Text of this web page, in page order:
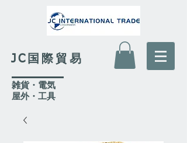
JC国際貿易
​雑貨・電気
​屋外・工具